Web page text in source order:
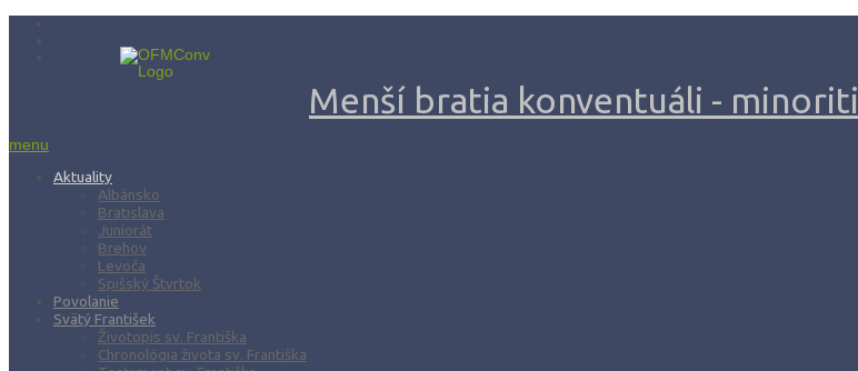
Menší bratia konventuáli - minoriti
menu
Aktuality
Albánsko
Bratislava
Juniorát
Brehov
Levoča
Spišský Štvrtok
Povolanie
Svätý František
Životopis sv. Františka
Chronológia života sv. Františka